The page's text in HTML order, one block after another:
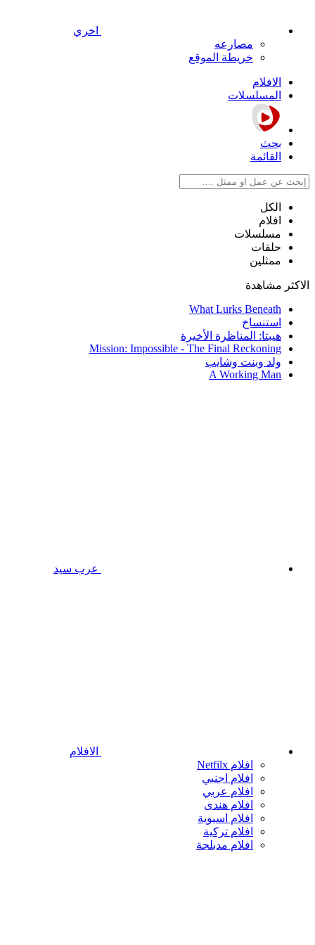
اخري
مصارعه
خريطة الموقع
الافلام
المسلسلات
بحث
القائمة
الكل
افلام
مسلسلات
حلقات
ممثلين
الاكثر مشاهدة
What Lurks Beneath
استنساخ
هيبتا: المناظرة الأخيرة
Mission: Impossible - The Final Reckoning
ولد وبنت وشايب
A Working Man
عرب سيد
الافلام
افلام Netfilx
افلام اجنبي
افلام عربي
افلام هندى
افلام اسيوية
افلام تركية
افلام مدبلجة